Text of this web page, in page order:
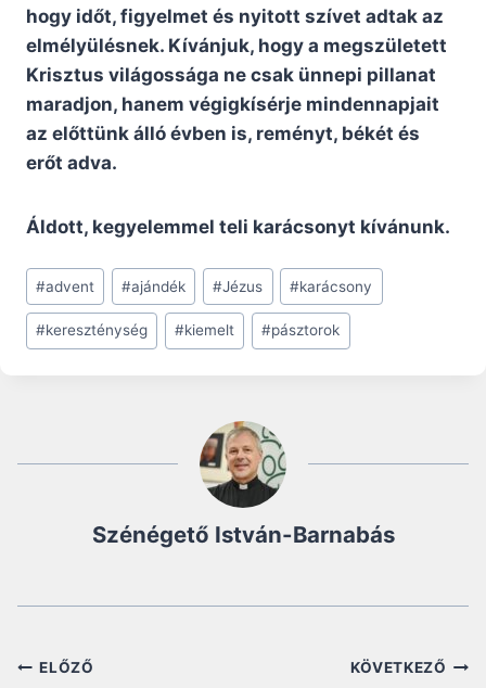
hogy időt, figyelmet és nyitott szívet adtak az
elmélyülésnek. Kívánjuk, hogy a megszületett
Krisztus világossága ne csak ünnepi pillanat
maradjon, hanem végigkísérje mindennapjait
az előttünk álló évben is, reményt, békét és
erőt adva.
Áldott, kegyelemmel teli karácsonyt kívánunk.
Post
Tags:
#advent #ajándék #Jézus #karácsony
#kereszténység #kiemelt #pásztorok
Szénégető István-Barnabás
Bejegyzés
ELŐZŐ KÖVETKEZŐ